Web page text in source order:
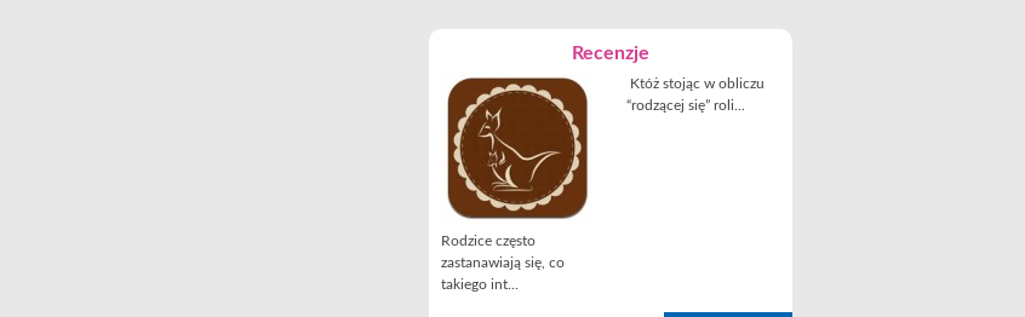
Recenzje
Rodzice często
zastanawiają się, co
takiego int...
Któż stojąc w obliczu
“rodzącej się” roli...